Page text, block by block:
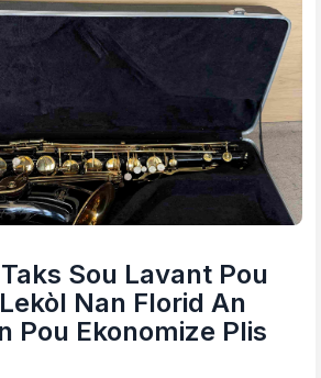
Sou Lavant Pou
Nan Florid An
Pou Ekonomize Plis